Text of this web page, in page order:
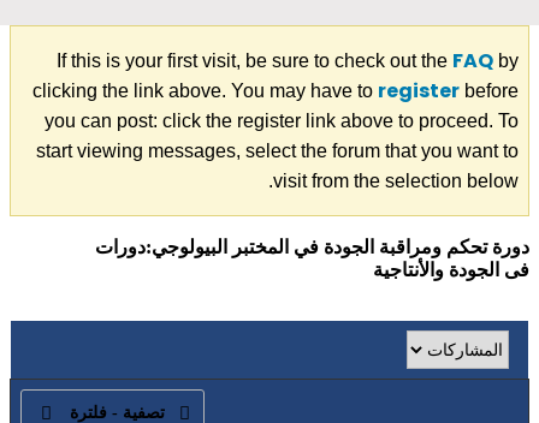
If this is your first visit, be sure to check out the FAQ by
clicking the link above. You may have to register before
you can post: click the register link above to proceed. To
start viewing messages, select the forum that you want to
visit from the selection below.
دورة تحكم ومراقبة الجودة في المختبر البيولوجي:دورات
فى الجودة والأنتاجية
تصفية - فلترة